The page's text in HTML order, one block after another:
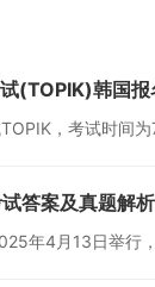
(TOPIK)韩国报
，考试时间
答案及真题解
年4月13日举行